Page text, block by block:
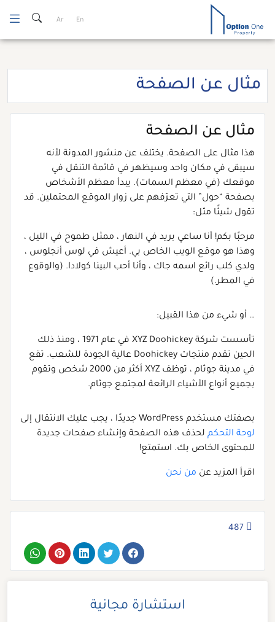
content
En
Ar
مثال عن الصفحة
مثال عن الصفحة
هذا مثال على الصفحة. يختلف عن منشور المدونة لأنه
سيبقى في مكان واحد وسيظهر في قائمة التنقل في
موقعك (في معظم السمات). يبدأ معظم الأشخاص
بصفحة “حول” التي تعرّفهم على زوار الموقع المحتملين. قد
تقول شيئًا مثل:
مرحبًا بكم! أنا ساعي بريد في النهار ، ممثل طموح في الليل ،
وهذا هو موقع الويب الخاص بي. أعيش في لوس أنجلوس ،
ولدي كلب رائع اسمه جاك ، وأنا أحب البينا كولادا. (والوقوع
في المطر.)
… أو شيء من هذا القبيل:
تأسست شركة XYZ Doohickey في عام 1971 ، ومنذ ذلك
الحين تقدم منتجات Doohickey عالية الجودة للشعب. تقع
في مدينة جوثام ، توظف XYZ أكثر من 2000 شخص وتقوم
بجميع أنواع الأشياء الرائعة لمجتمع جوثام.
بصفتك مستخدم WordPress جديدًا ، يجب عليك الانتقال إلى
لوحة التحكم لحذف هذه الصفحة وإنشاء صفحات جديدة
للمحتوى الخاص بك. استمتع!
اقرأ المزيد عن من نحن
487
استشارة مجانية